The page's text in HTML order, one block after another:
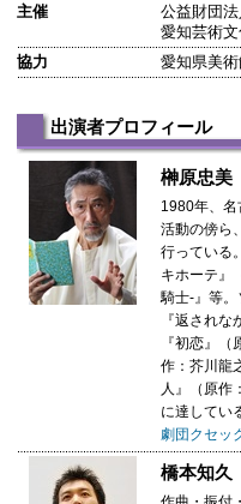
主催
公益財団
愛知芸術
協力
愛知県美
出演者プロフィール
榊原忠美
1980年、名
活動の傍ら
行っている
キホーテ』
騎士-』等。
『返され
『初恋』
作：芥川龍
人』（原作
に達してい
劇団クセッ
橋本知久